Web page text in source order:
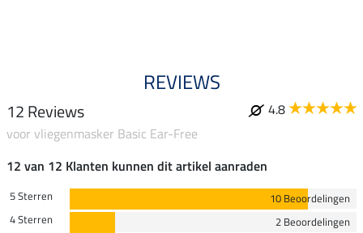
REVIEWS
12 Reviews
4.8
voor vliegenmasker Basic Ear-Free
12 van 12 Klanten kunnen dit artikel aanraden
5 Sterren
10 Beoordelingen
4 Sterren
2 Beoordelingen